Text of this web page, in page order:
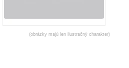
(obrázky majú len ilustračný charakter)